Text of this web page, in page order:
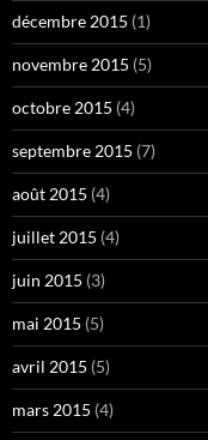
décembre 2015 (1)
novembre 2015 (5)
octobre 2015 (4)
septembre 2015 (7)
août 2015 (4)
juillet 2015 (4)
juin 2015 (3)
mai 2015 (5)
avril 2015 (5)
mars 2015 (4)